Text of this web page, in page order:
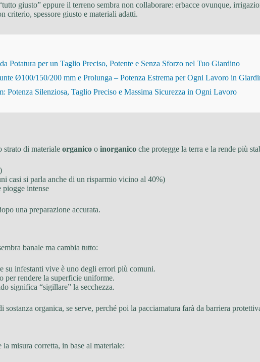
giusto” eppure il terreno sembra non collaborare: erbacce ovunque,
criterio, spessore giusto e materiali adatti.
per un Taglio Preciso, Potente e Senza Sforzo nel Tuo Giardino
Ø100/150/200 mm e Prolunga – Potenza Estrema per Ogni Lavoro in
Potenza Silenziosa, Taglio Preciso e Massima Sicurezza in Ogni Lavoro
strato di materiale organico o inorganico che protegge la terra e la rende più
casi si parla anche di un risparmio vicino al 40%)
piogge intense
una preparazione accurata.
banale ma cambia tutto:
su infestanti vive è uno degli errori più comuni.
per rendere la superficie uniforme.
significa “sigillare” la secchezza.
organica, se serve, perché poi la pacciamatura farà da barriera
misura corretta, in base al materiale: